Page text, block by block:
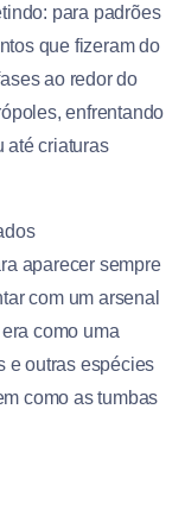
para padrões
que fizeram do
ao redor do
enfrentando
até criaturas
aparecer sempre
com um arsenal
como uma
e outras espécies
como as tumbas